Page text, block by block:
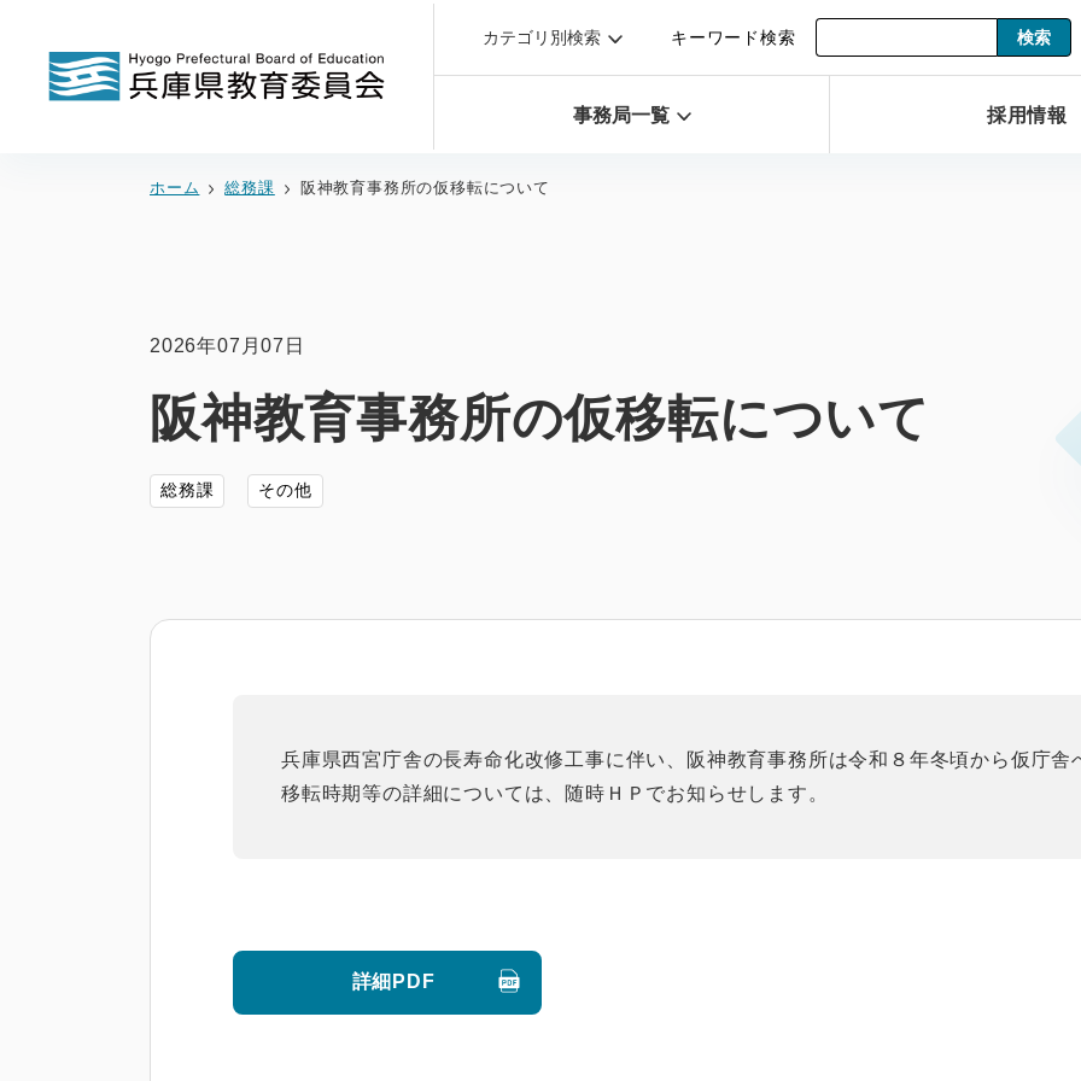
カテゴリ別検索 キーワード検索
事務局一覧 採用情報
ホーム 総務課 阪神教育事務所の仮移転について
2026年07月07日
阪神教育事務所の仮移転について
総務課 その他
兵庫県西宮庁舎の長寿命化改修工事に伴い、阪神教育事務所は令和８年冬頃から仮庁舎
移転時期等の詳細については、随時ＨＰでお知らせします。
詳細PDF